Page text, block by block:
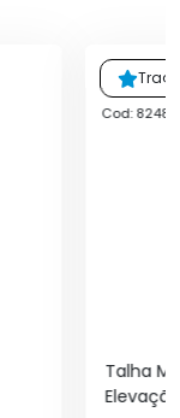
Cod: 8248
Talha